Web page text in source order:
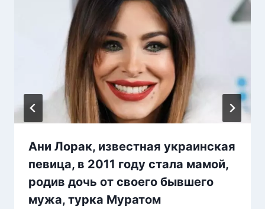
Ани Лорак, известная украинская
певица, в 2011 году стала мамой,
родив дочь от своего бывшего
мужа, турка Муратом